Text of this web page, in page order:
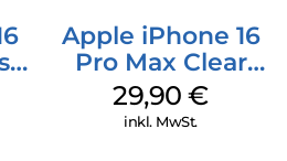
Apple iPhone 16
Pro Max Clear
Case MagSafe
Transparent
29,90€
inkl. MwSt.